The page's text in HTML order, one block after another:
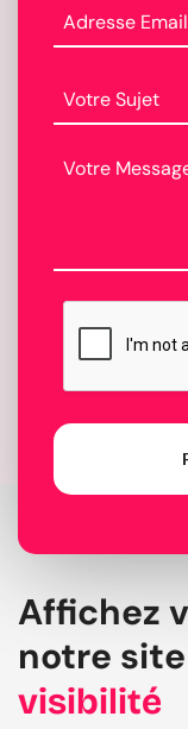
Affichez
notre
visibilité